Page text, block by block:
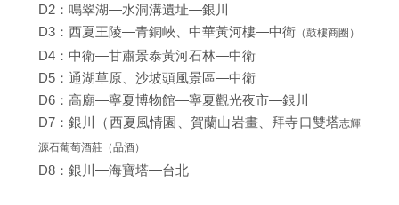
D2：鳴翠湖—水洞溝遺址—銀川
D3：西夏王陵—青銅峽、中華黃河樓—中衛（鼓樓商圈）
D4：中衛—甘肅景泰黃河石林—中衛
D5：通湖草原、沙坡頭風景區—中衛
D6：高廟—寧夏博物館—寧夏觀光夜市—銀川
D7：銀川（西夏風情園、賀蘭山岩畫、拜寺口雙塔志輝
源石葡萄酒莊（品酒）
D8：銀川—海寶塔—台北